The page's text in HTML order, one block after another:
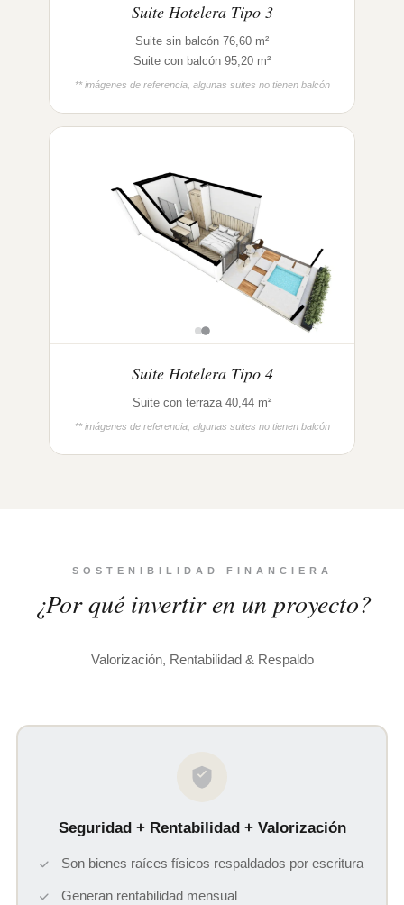
Suite Hotelera Tipo 3
Suite sin balcón 76,60 m²
Suite con balcón 95,20 m²
** imágenes de referencia, algunas suites no tienen balcón
Suite Hotelera Tipo 4
Suite con terraza 40,44 m²
** imágenes de referencia, algunas suites no tienen balcón
SOSTENIBILIDAD FINANCIERA
¿Por qué invertir en un proyecto?
Valorización, Rentabilidad & Respaldo
Seguridad + Rentabilidad + Valorización
Son bienes raíces físicos respaldados por escritura
Generan rentabilidad mensual